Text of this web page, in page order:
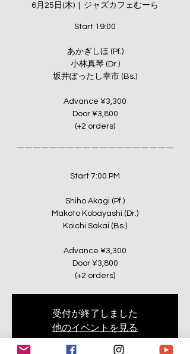
6月25日(木) ジャズカフェむーら
Start 19:00
あかぎしほ (Pf.)
小林真琴 (Dr.)
坂井ぽったし幸市 (Bs.)
Advance ¥3,300
Door ¥3,800
(+2 orders)
Start 7:00 PM
Shiho Akagi (Pf.)
Makoto Kobayashi (Dr.)
Koichi Sakai (Bs.)
Advance ¥3,300
Door ¥3,800
(+2 orders)
受付が終了しました
他のイベントを見る